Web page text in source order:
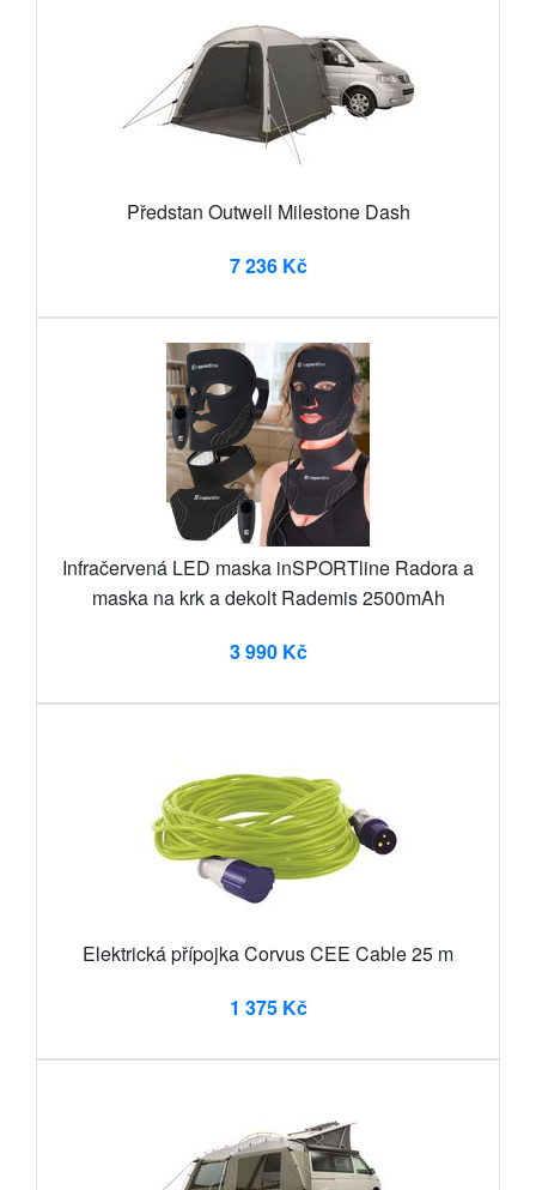
Předstan Outwell Milestone Dash
7 236 Kč
Infračervená LED maska inSPORTline Radora a
maska na krk a dekolt Rademis 2500mAh
3 990 Kč
Elektrická přípojka Corvus CEE Cable 25 m
1 375 Kč